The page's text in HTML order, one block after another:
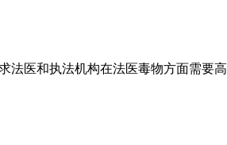
法医和执法机构在法医毒物方面需要高